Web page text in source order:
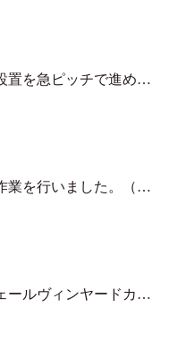
雨よけビニールの設置を急ピッチで進めています。（北杜市）
垣根仕立ての設置作業を行いました。（北杜市）
「八ヶ岳グランヴェールヴィンヤードカフェ」がオープンしました！（北杜市）